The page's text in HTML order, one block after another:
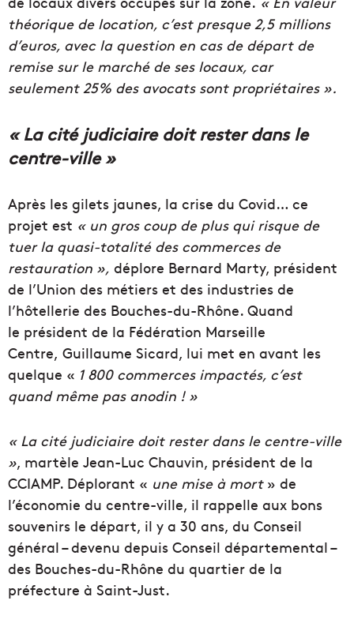
théorique de location, c’est presque 2,5 millions
d’euros, avec la question en cas de départ de
remise sur le marché de ses locaux, car
seulement 25% des avocats sont propriétaires ».
« La cité judiciaire doit rester dans le
centre-ville »
Après les gilets jaunes, la crise du Covid… ce
projet est « un gros coup de plus qui risque de
tuer la quasi-totalité des commerces de
restauration », déplore Bernard Marty, président
de l’Union des métiers et des industries de
l’hôtellerie des Bouches-du-Rhône. Quand
le président de la Fédération Marseille
Centre, Guillaume Sicard, lui met en avant les
quelque « 1 800 commerces impactés, c’est
quand même pas anodin ! »
« La cité judiciaire doit rester dans le centre-ville
», martèle Jean-Luc Chauvin, président de la
CCIAMP. Déplorant « une mise à mort » de
l’économie du centre-ville, il rappelle aux bons
souvenirs le départ, il y a 30 ans, du Conseil
général – devenu depuis Conseil départemental –
des Bouches-du-Rhône du quartier de la
préfecture à Saint-Just.